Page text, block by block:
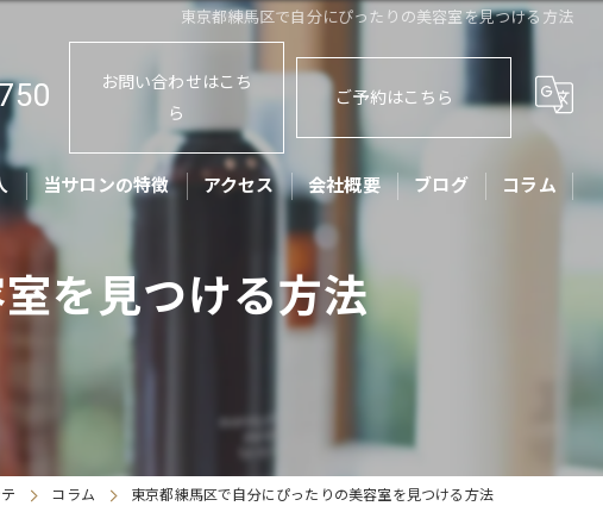
東京都練馬区で自分にぴったりの美容室を見つける方法
お問い合わせはこち
ら
ご予約はこちら
当サロンの特徴
キッズカット
トリートメント
アクセス 会社概要 ブログ コラム
を見つける方法
コラム 東京都練馬区で自分にぴったりの美容室を見つける方法